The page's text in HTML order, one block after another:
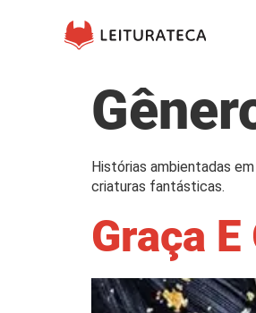
Histórias ambientadas
criaturas fantásticas.
Graça